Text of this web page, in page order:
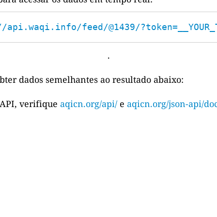
feed/@1439/
.
dados semelhantes ao resultado abaixo:
verifique aqicn.org/api/ e aqicn.org/json-api/